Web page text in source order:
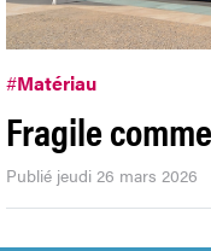
#Matériau
Fragile
Publié jeudi 26 mars 2026